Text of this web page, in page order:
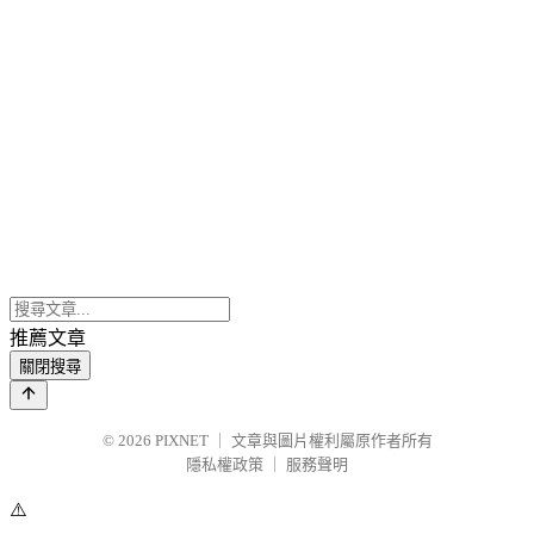
推薦文章
關閉搜尋
© 2026 PIXNET
文章與圖片權利屬原作者所有
隱私權政策
服務聲明
⚠️